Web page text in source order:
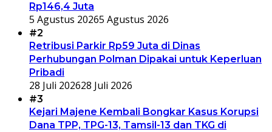
Rp146,4 Juta
5 Agustus 20265 Agustus 2026
#2
Retribusi Parkir Rp59 Juta di Dinas
Perhubungan Polman Dipakai untuk Keperluan
Pribadi
28 Juli 202628 Juli 2026
#3
Kejari Majene Kembali Bongkar Kasus Korupsi
Dana TPP, TPG-13, Tamsil-13 dan TKG di